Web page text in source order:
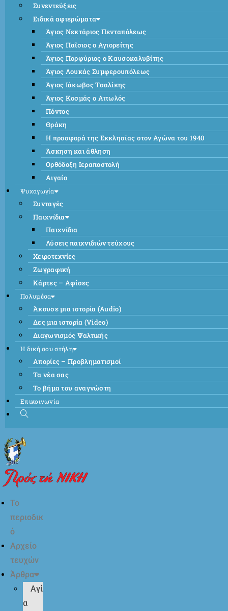
Συνεντεύξεις
Ειδικά αφιερώματα
Άγιος Νεκτάριος Πενταπόλεως
Άγιος Παΐσιος ο Αγιορείτης
Άγιος Πορφύριος ο Καυσοκαλυβίτης
Άγιος Λουκάς Συμφερουπόλεως
Άγιος Ιάκωβος Τσαλίκης
Άγιος Κοσμάς ο Αιτωλός
Πόντος
Θράκη
Η προσφορά της Εκκλησίας στον Αγώνα του 1940
Άσκηση και άθληση
Ορθόδοξη Ιεραποστολή
Αιγαίο
Ψυχαγωγία
Συνταγές
Παιχνίδια
Παιχνίδια
Λύσεις παιχνιδιών τεύχους
Χειροτεχνίες
Ζωγραφική
Κάρτες – Αφίσες
Πολυμέσα
Άκουσε μια ιστορία (Audio)
Δες μια ιστορία (Video)
Διαγωνισμός Ψαλτικής
Η δική σου στήλη
Απορίες – Προβληματισμοί
Τα νέα σας
Το βήμα του αναγνώστη
Επικοινωνία
Το
περιοδικ
ό
Αρχείο
τευχών
Άρθρα
Αγί
α